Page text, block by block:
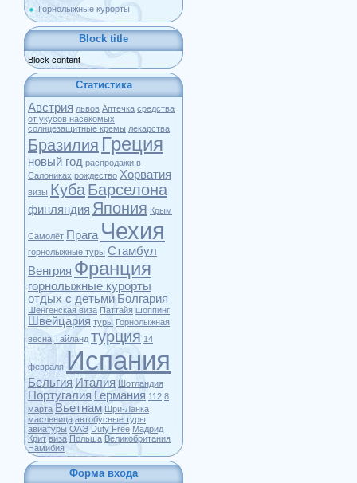
Горнолыжные курорты
Block title
Block content
Статистика
Австрия львов Аптечка средства
от укусов насекомых
солнцезащитные кремы лекарства
Бразилия Греция
новый год распродажи в
Салониках рождество Хорватия
визы КубаБарселона
финляндия Япония Крым
Самолёт Прага Чехия
горнолыжные туры Стамбул
Венгрия Франция
горнолыжные курорты
отдых с детьми Болгария
Шенгенская виза Паттайя шоппинг
Швейцария туры Горнолыжная
весна Тайланд турция 14
февраля Испания
Бельгия Италия Шотландия
Португалия Германия 112 8
марта Вьетнам Шри-Ланка
масленица автобусные туры
авиатуры ОАЭ Duty Free Мадрид
Крит виза Польша Великобритания
Намибия
Форма входа